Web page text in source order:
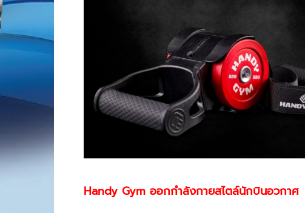
Handy Gym ออกกำลังกายสไตล์นักบินอวกาศ